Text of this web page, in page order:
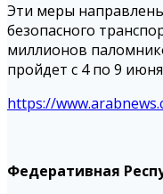
Эти меры
безопасного
миллионов
пройдет с 4 по 9
https://
Федеративная